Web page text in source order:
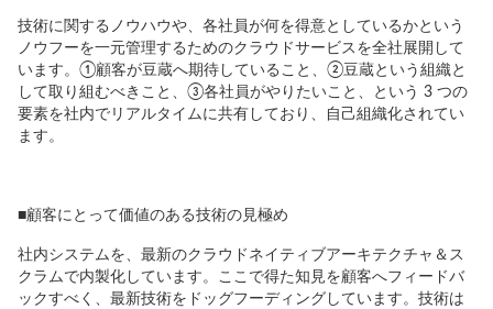
技術に関するノウハウや、各社員が何を得意としているかという
ノウフーを一元管理するためのクラウドサービスを全社展開して
います。①顧客が豆蔵へ期待していること、②豆蔵という組織と
して取り組むべきこと、③各社員がやりたいこと、という 3 つの
要素を社内でリアルタイムに共有しており、自己組織化されてい
ます。
■顧客にとって価値のある技術の見極め
社内システムを、最新のクラウドネイティブアーキテクチャ＆ス
クラムで内製化しています。ここで得た知見を顧客へフィードバ
ックすべく、最新技術をドッグフーディングしています。技術は